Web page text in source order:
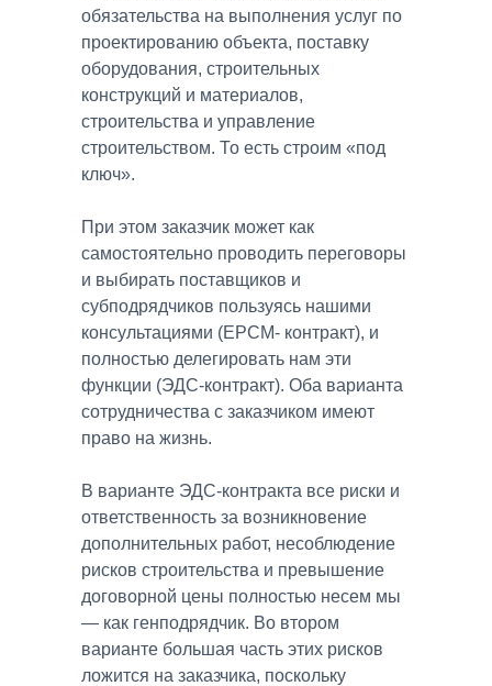
обязательства на выполнения услуг по
проектированию объекта, поставку
оборудования, строительных
конструкций и материалов,
строительства и управление
строительством. То есть строим «под
ключ».
При этом заказчик может как
самостоятельно проводить переговоры
и выбирать поставщиков и
субподрядчиков пользуясь нашими
консультациями (ЕРСМ- контракт), и
полностью делегировать нам эти
функции (ЭДС-контракт). Оба варианта
сотрудничества с заказчиком имеют
право на жизнь.
В варианте ЭДС-контракта все риски и
ответственность за возникновение
дополнительных работ, несоблюдение
рисков строительства и превышение
договорной цены полностью несем мы
— как генподрядчик. Во втором
варианте большая часть этих рисков
ложится на заказчика, поскольку